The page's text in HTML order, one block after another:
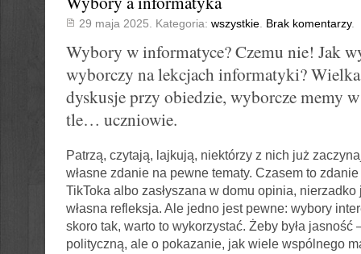
29 maja 2025. Kategoria:wszystkie Brak komentarzy.
Wybory w informatyce? Czemu nie! Jak
wyborczy na lekcjach informatyki?
dyskusje przy obiedzie, wyborcze memy
tle… uczniowie.
Patrzą, czytają, lajkują, niektórzy z nich już
własne zdanie na pewne tematy. Czasem to
TikToka albo zasłyszana w domu opinia,
własna refleksja. Ale jedno jest pewne: wybory
skoro tak, warto to wykorzystać. Żeby była jasność
polityczną, ale o pokazanie, jak wiele wspólnego